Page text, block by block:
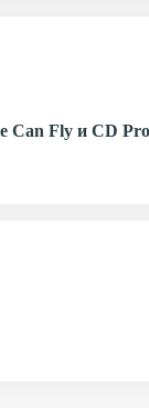
Can Fly и CD